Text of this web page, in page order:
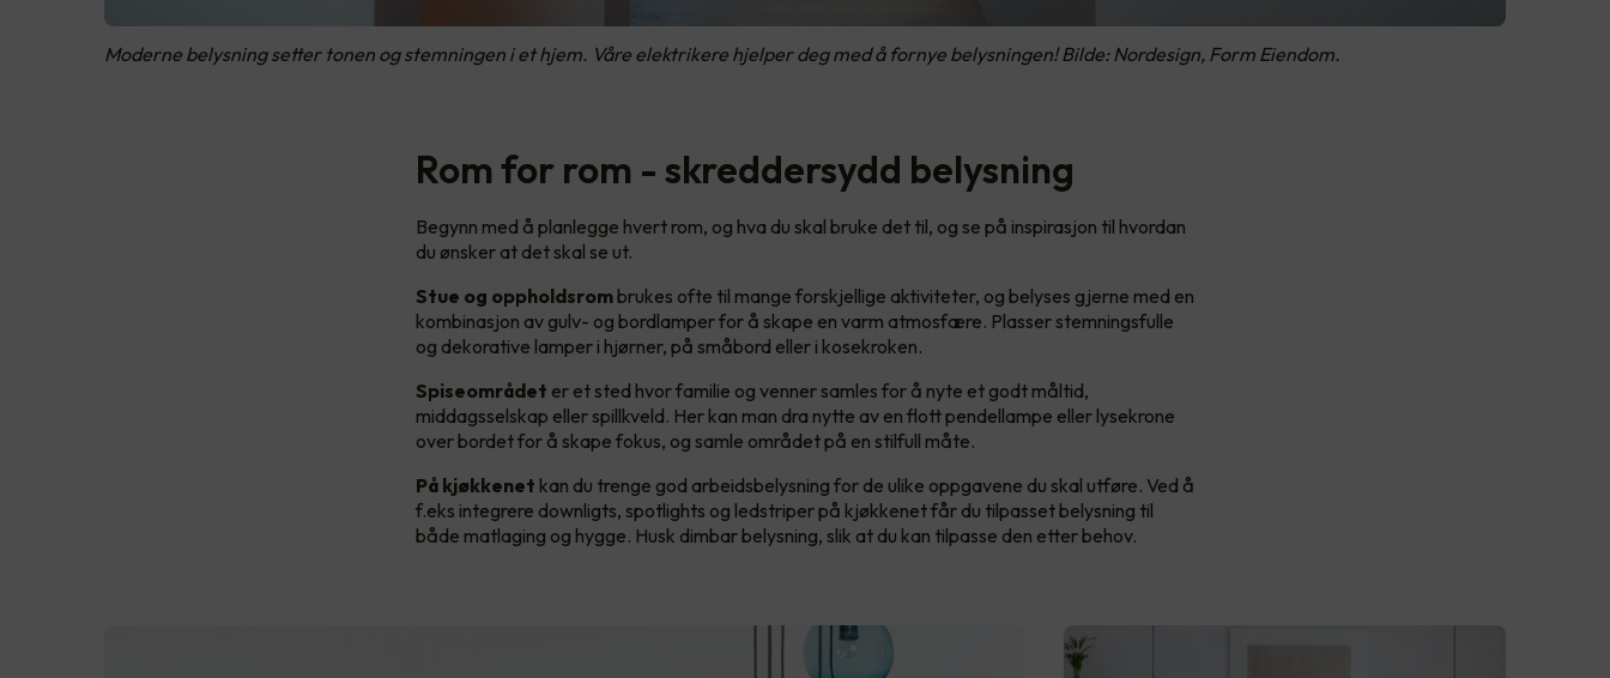
Moderne belysning setter tonen og stemningen i et hjem. Våre elektrikere hjelper deg med å fornye belysningen! Bilde: Nordesign, Form Eiendom.
Rom for rom - skreddersydd belysning
Begynn med å planlegge hvert rom, og hva du skal bruke det til, og se på inspirasjon til hvordan
du ønsker at det skal se ut.
Stue og oppholdsrombrukes ofte til mange forskjellige aktiviteter, og belyses gjerne med en
kombinasjon av gulv- og bordlamper for å skape en varm atmosfære. Plasser stemningsfulle
og dekorative lamper i hjørner, på småbord eller i kosekroken.
Spiseområdet er et sted hvor familie og venner samles for å nyte et godt måltid,
middagsselskap eller spillkveld. Her kan man dra nytte av en flott pendellampe eller lysekrone
over bordet for å skape fokus, og samle området på en stilfull måte.
På kjøkkenet kan du trenge god arbeidsbelysning for de ulike oppgavene du skal utføre. Ved å
f.eks integrere downligts, spotlights og ledstriper på kjøkkenet får du tilpasset belysning til
både matlaging og hygge. Husk dimbar belysning, slik at du kan tilpasse den etter behov.